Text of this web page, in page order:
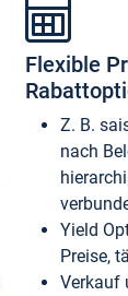
Flexible
Z. B.
nach
Yield
Preise,
Verkauf